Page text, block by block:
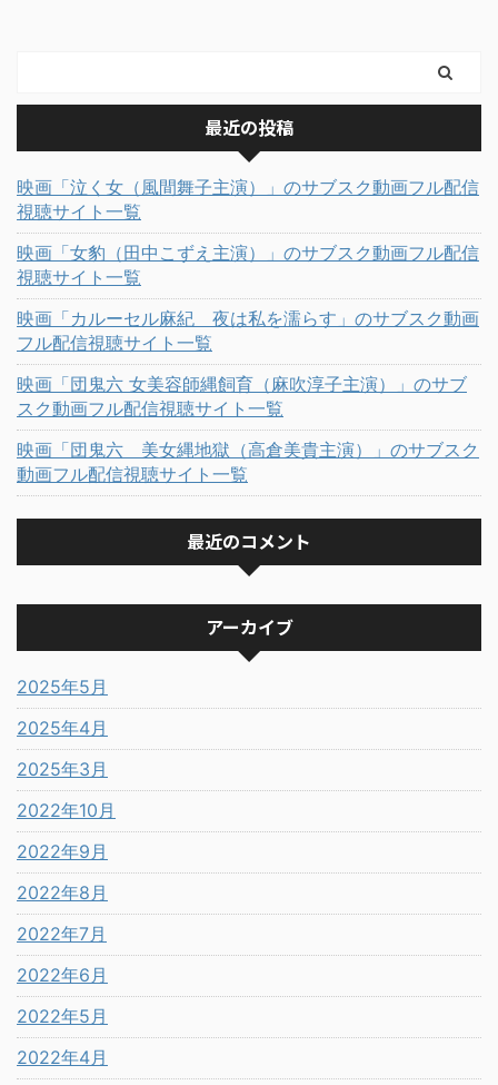
最近の投稿
映画「泣く女（風間舞子主演）」のサブスク動画フル配信
視聴サイト一覧
映画「女豹（田中こずえ主演）」のサブスク動画フル配信
視聴サイト一覧
映画「カルーセル麻紀 夜は私を濡らす」のサブスク動画
フル配信視聴サイト一覧
映画「団鬼六 女美容師縄飼育（麻吹淳子主演）」のサブ
スク動画フル配信視聴サイト一覧
映画「団鬼六 美女縄地獄（高倉美貴主演）」のサブスク
動画フル配信視聴サイト一覧
最近のコメント
アーカイブ
2025年5月
2025年4月
2025年3月
2022年10月
2022年9月
2022年8月
2022年7月
2022年6月
2022年5月
2022年4月